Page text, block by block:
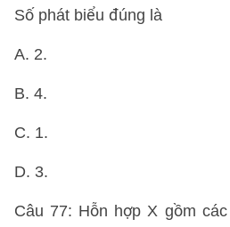
Số phát biểu đúng là
A. 2.
B. 4.
C. 1.
D. 3.
Câu 77: Hỗn hợp X gồm